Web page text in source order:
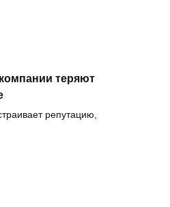
теряют
репутацию,